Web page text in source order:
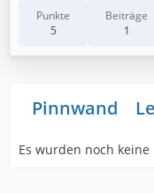
Punkte
5
Beiträge
1
Pinnwand
Es wurden noch